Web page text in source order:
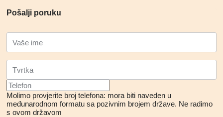
Pošalji poruku
Molimo provjerite broj telefona: mora biti naveden u
međunarodnom formatu sa pozivnim brojem države. Ne radimo
s ovom državom